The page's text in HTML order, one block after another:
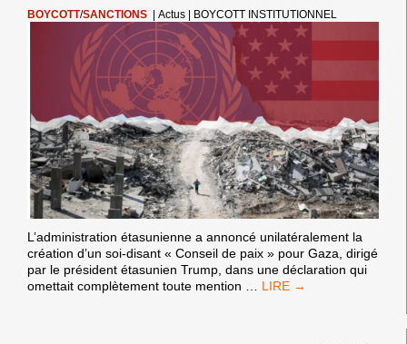
?
BOYCOTT/SANCTIONS |Actus BOYCOTT INSTITUTIONNEL
L’administration étasunienne a annoncé unilatéralement la
création d’un soi-disant « Conseil de paix » pour Gaza, dirigé
par le président étasunien Trump, dans une déclaration qui
omettait complètement toute mention … UNE